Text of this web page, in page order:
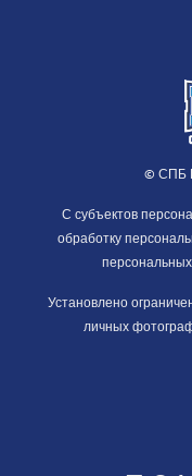
© СПБ
С субъектов
обработку
Установлено
личных